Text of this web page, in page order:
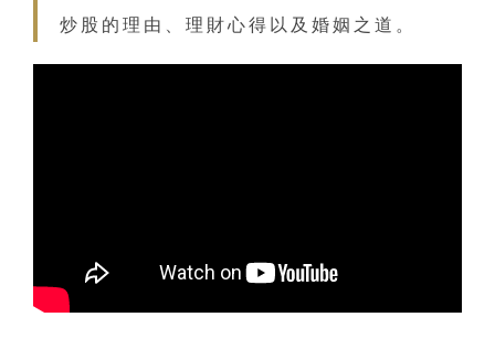
炒股的理由、理財心得以及婚姻之道。